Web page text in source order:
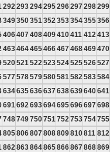
292 293294295296297298299
349350351 352 353354355356
406407408409410411 412 413
463464465466467468469470
520521 522 523524525526527
577578579580581 582 583584
634635636637638639640641
691 692 693694695696697698
748749750751 752 753754755
805806807808809810811 812
862 863864865866867868869